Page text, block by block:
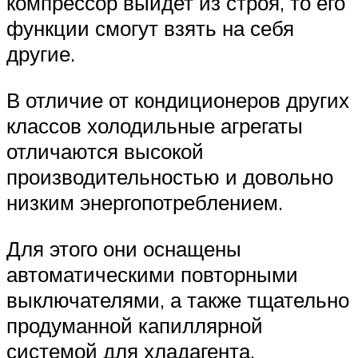
функции смогут взять на себя
другие.
В отличие от кондиционеров других
классов холодильные агрегаты
отличаются высокой
производительностью и довольно
низким энергопотреблением.
Для этого они оснащены
автоматическими повторными
выключателями, а также тщательно
продуманной капиллярной
системой для хладагента.